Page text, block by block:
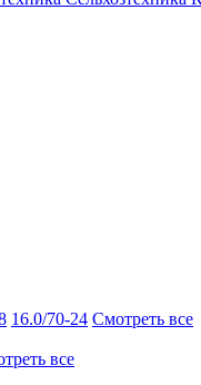
16.0/70-24 Смотреть все
все